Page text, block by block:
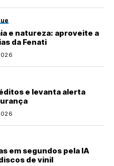
e natureza: aproveite a
da Fenati
e levanta alerta
em segundos pela IA
de vinil